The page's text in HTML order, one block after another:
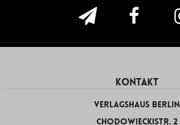
KONTAKT
Verlagshaus Berlin
Chodowieckistr. 2